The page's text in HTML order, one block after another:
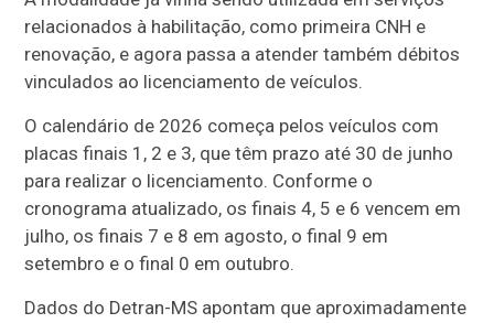
relacionados à habilitação, como primeira CNH e
renovação, e agora passa a atender também débitos
vinculados ao licenciamento de veículos.
O calendário de 2026 começa pelos veículos com
placas finais 1, 2 e 3, que têm prazo até 30 de junho
para realizar o licenciamento. Conforme o
cronograma atualizado, os finais 4, 5 e 6 vencem em
julho, os finais 7 e 8 em agosto, o final 9 em
setembro e o final 0 em outubro.
Dados do Detran-MS apontam que aproximadamente